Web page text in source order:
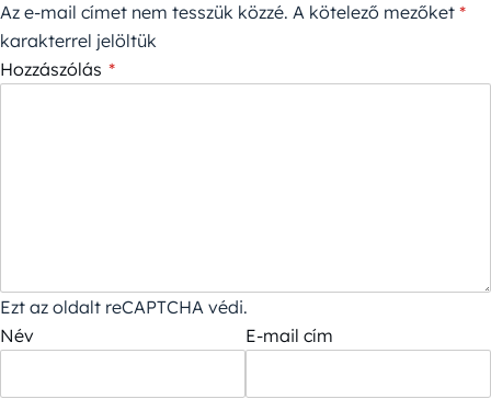
Az e-mail címet nem tesszük közzé. A kötelező mezőket *
karakterrel jelöltük
Hozzászólás *
Ezt az oldalt reCAPTCHA védi.
Név
E-mail cím